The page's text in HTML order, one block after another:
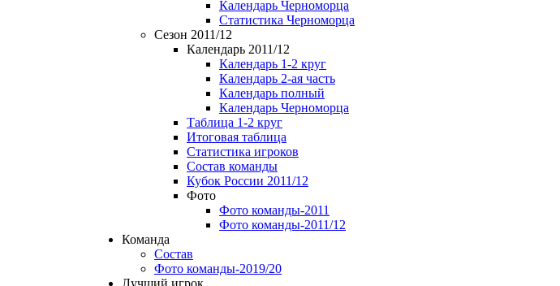
Календарь Черноморца
Статистика Черноморца
Сезон 2011/12
Календарь 2011/12
Календарь 1-2 круг
Календарь 2-ая часть
Календарь полный
Календарь Черноморца
Таблица 1-2 круг
Итоговая таблица
Статистика игроков
Состав команды
Кубок России 2011/12
Фото
Фото команды-2011
Фото команды-2011/12
Команда
Состав
Фото команды-2019/20
Лучший игрок